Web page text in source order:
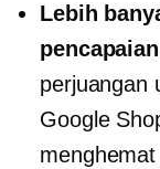
Lebih
pencapaian
perjuangan
Google